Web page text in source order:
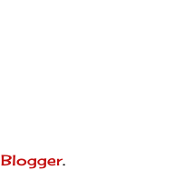
Blogger.